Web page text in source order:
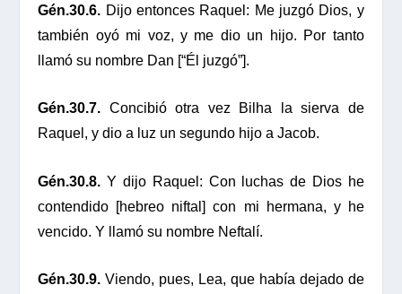
Gén.30.6. Dijo entonces Raquel: Me juzgó Dios, y
también oyó mi voz, y me dio un hijo. Por tanto
llamó su nombre Dan [“Él juzgó”].
Gén.30.7. Concibió otra vez Bilha la sierva de
Raquel, y dio a luz un segundo hijo a Jacob.
Gén.30.8. Y dijo Raquel: Con luchas de Dios he
contendido [hebreo niftal] con mi hermana, y he
vencido. Y llamó su nombre Neftalí.
Gén.30.9. Viendo, pues, Lea, que había dejado de